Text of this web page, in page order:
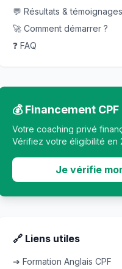
💬 Résultats & témoignages
🚀 Comment démarrer ?
❓ FAQ
💰 Financement CPF
Votre coaching privé
Vérifiez votre éligibilité en
Je vérifie
🔗 Liens utiles
➔ Formation Anglais CPF